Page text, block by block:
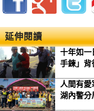
延伸閱讀
十年如一
手鍊」背
人間有愛
湖內警分